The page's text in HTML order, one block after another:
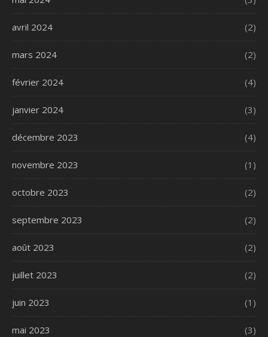
avril 2024 (2)
mars 2024 (2)
février 2024 (4)
janvier 2024 (3)
décembre 2023 (4)
novembre 2023 (1)
octobre 2023 (2)
septembre 2023 (2)
août 2023 (2)
juillet 2023 (2)
juin 2023 (1)
mai 2023 (3)